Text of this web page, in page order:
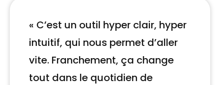
« C’est un outil hyper clair, hyper
intuitif, qui nous permet d’aller
vite. Franchement, ça change
tout dans le quotidien de